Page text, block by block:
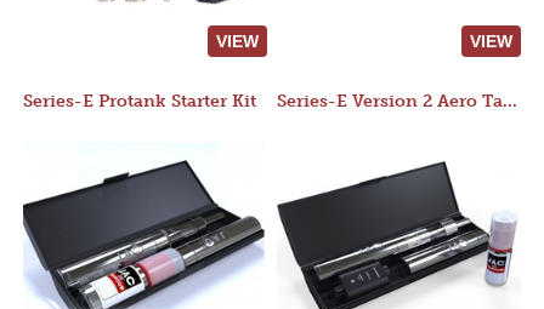
VIEW VIEW
Series-E Protank Starter Kit Series-E Version 2 Aero Tank Starter Kit